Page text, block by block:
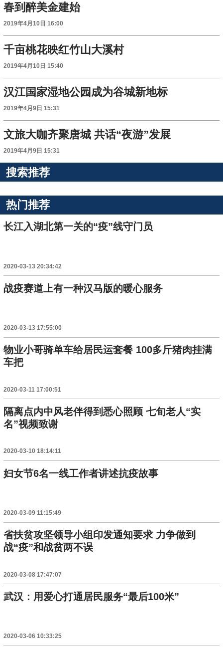
春到醉美金建始
2019年4月10日 16:00
千亩桃花映红竹山大溪村
2019年4月10日 15:40
汉江国家湿地公园成为谷城新地标
2019年4月9日 15:31
文旅大咖齐聚唐城 共话“夜游”发展
2019年4月9日 15:31
搜索推荐
热门推荐
长江入湖北第一关的“疫”线守门员
2020-03-13 20:34:42
战疫赛道上有一种汉马版的暖心服务
2020-03-13 17:55:00
物业小哥骑单车给居民运套餐 100多斤猪肉挂满
车把
2020-03-11 17:00:51
隔离点内中风老伴得到悉心照顾 七旬老人“实
名”视频致谢
2020-03-10 18:14:11
妇女节6名一线工作者讲述抗疫故事
2020-03-09 11:15:49
省扶贫攻坚领导小组印发通知要求 力争做到
战“疫”和战贫两不误
2020-03-08 17:47:07
武汉：用爱心打通居民服务“最后100米”
2020-03-06 10:33:25